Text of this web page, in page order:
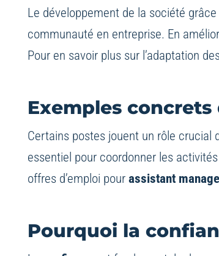
Le développement de la société
communauté en entreprise. En
Pour en savoir plus sur l’adaptation
Exemples
Certains postes jouent un rôle crucial
essentiel pour coordonner les
offres d’emploi pour assistant
Pourquoi la